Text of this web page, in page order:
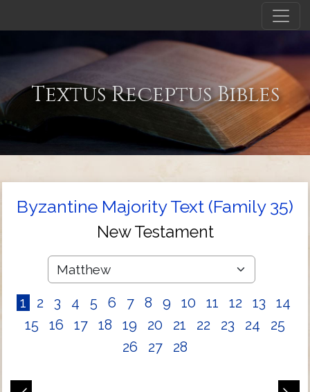
Textus Receptus Bibles
Byzantine Majority Text (Family 35)
New Testament
1 2 3 4 5 6 7 8 9 10 11 12 13
14
15
16 17 18 19 20 21 22 23 24
25
26
27 28